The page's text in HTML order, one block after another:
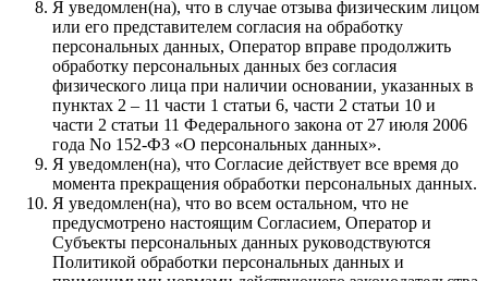
Я уведомлен(на), что в случае отзыва физическим лицом
или его представителем согласия на обработку
персональных данных, Оператор вправе продолжить
обработку персональных данных без согласия
физического лица при наличии основании, указанных в
пунктах 2 – 11 части 1 статьи 6, части 2 статьи 10 и
части 2 статьи 11 Федерального закона от 27 июля 2006
года No 152-ФЗ «О персональных данных».
Я уведомлен(на), что Согласие действует все время до
момента прекращения обработки персональных данных.
Я уведомлен(на), что во всем остальном, что не
предусмотрено настоящим Согласием, Оператор и
Субъекты персональных данных руководствуются
Политикой обработки персональных данных и